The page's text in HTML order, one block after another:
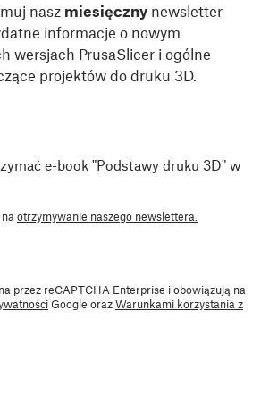
nasz miesięczny newsletter
informacje o nowym
wersjach PrusaSlicer i ogólne
projektów do druku 3D.
e-book "Podstawy druku 3D" w
otrzymywanie naszego newslettera.
przez reCAPTCHA Enterprise i obowiązują na
Google orazWarunkami korzystania z